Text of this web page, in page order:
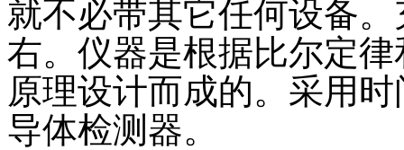
就不必带其它任何设备
右。仪器是根据比尔定
原理设计而成的。采用
导体检测器。